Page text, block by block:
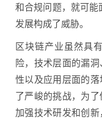
和合规问题，就可
发展构成了威胁。
区块链产业虽然具
险，技术层面的漏
性以及应用层面的
了严峻的挑战，为
加强技术研发和创